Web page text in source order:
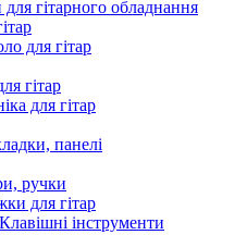
гітарного обладнання
для гітар
гітар
для гітар
панелі
ручки
для гітар
Клавішні інструменти